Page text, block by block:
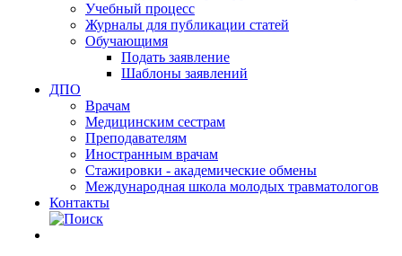
Учебный процесс
Журналы для публикации статей
Обучающимя
Подать заявление
Шаблоны заявлений
ДПО
Врачам
Медицинским сестрам
Преподавателям
Иностранным врачам
Стажировки - академические обмены
Международная школа молодых травматологов
Контакты